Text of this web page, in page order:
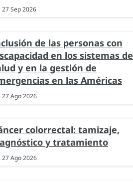
27 Sep 2026
de las personas con
en los sistemas de
y en la gestión de
en las Américas
27 Ago 2026
colorrectal: tamizaje,
y tratamiento
27 Ago 2026